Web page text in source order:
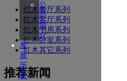
公
司
简
介
发
展
历
程
红木餐厅系列
红木客厅系列
红木书房系列
红木卧室系列
红木其它系列
推荐新闻